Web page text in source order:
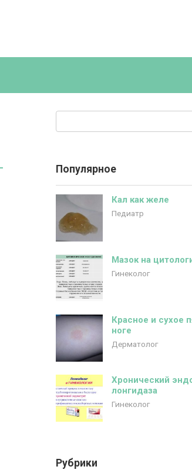
Популярное
Кал как желе
Педиатр
Мазок на
Гинеколог
Красное и сухое
ноге
Дерматолог
Хронический
лонгидаза
Гинеколог
Рубрики